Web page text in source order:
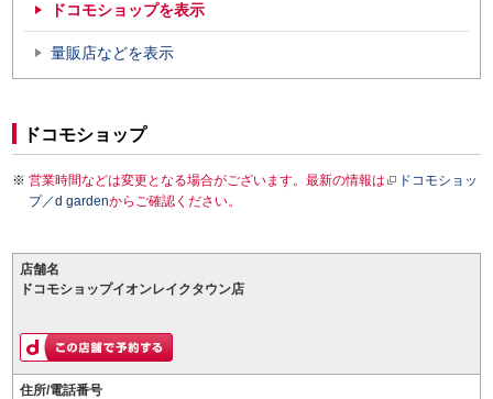
ドコモショップを表示
量販店などを表示
ドコモショップ
営業時間などは変更となる場合がございます。最新の情報は
ドコモショッ
プ／d gardenからご確認ください。
店舗名
ドコモショップイオンレイクタウン店
住所/電話番号